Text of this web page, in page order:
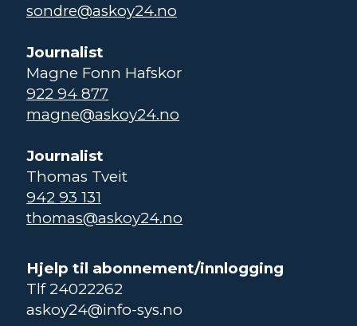
sondre@askoy24.no
Journalist
Magne Fonn Hafskor
922 94 877
magne@askoy24.no
Journalist
Thomas Tveit
942 93 131
thomas@askoy24.no
Hjelp til abonnement/innlogging
Tlf 24022262
askoy24@info-sys.no